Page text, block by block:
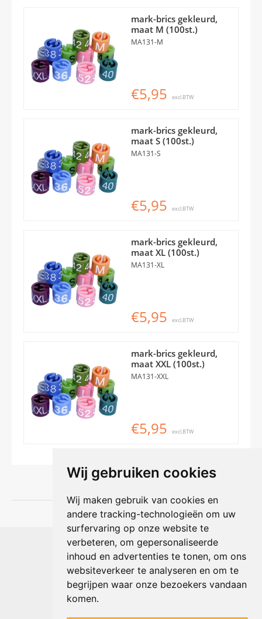
Wij gebruiken cookies
Wij maken gebruik van cookies en
andere tracking-technologieën om uw
surfervaring op onze website te
verbeteren, om gepersonaliseerde
inhoud en advertenties te tonen, om ons
websiteverkeer te analyseren en om te
begrijpen waar onze bezoekers vandaan
komen.
mark-brics gekleurd,
maat M (100st.)
MA131-M
€5,95 excl.BTW
mark-brics gekleurd,
maat S (100st.)
MA131-S
€5,95 excl.BTW
mark-brics gekleurd,
maat XL (100st.)
MA131-XL
€5,95 excl.BTW
mark-brics gekleurd,
maat XXL (100st.)
MA131-XXL
€5,95 excl.BTW
Shophouse online
Max Planckstraat 4
6716 BE Ede, Nederland
Telefoon:+31(0)318 618 121
E-mail: info@shophouse.nl
Geopend: ma t/m vr 09:00-17:00 uur